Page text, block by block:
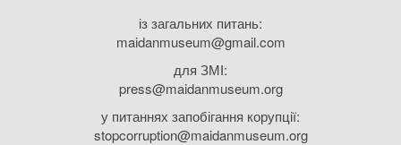
із загальних питань:
maidanmuseum@gmail.com
для ЗМІ:
press@maidanmuseum.org
у питаннях запобігання корупції:
stopcorruption@maidanmuseum.org